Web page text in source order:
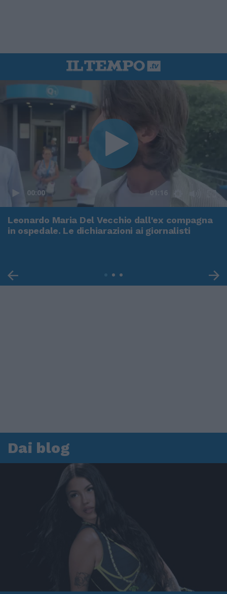
00:00 01:16
Leonardo Maria Del Vecchio dall'ex compagna
in ospedale. Le dichiarazioni ai giornalisti
Dai blog